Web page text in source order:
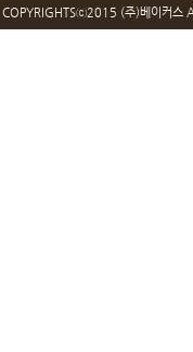
COPYRIGHTSⓒ2015 (주)베이커스